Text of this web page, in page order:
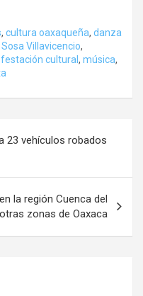
, cultura oaxaqueña, danza
Villavicencio,
cultural, música,
23 vehículos robados
la región Cuenca del
zonas de Oaxaca